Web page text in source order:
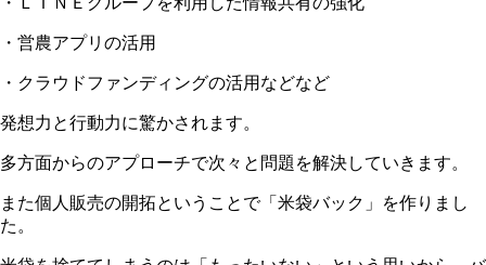
・営農アプリの活用
・クラウドファンディングの活用などなど
発想力と行動力に驚かされます。
多方面からのアプローチで次々と問題を解決していきます。
また個人販売の開拓ということで「米袋バック」を作りまし
た。